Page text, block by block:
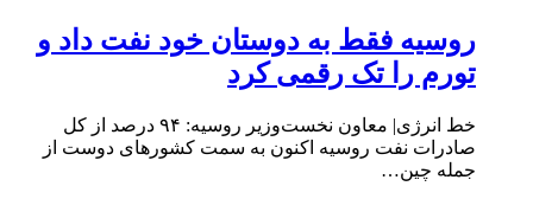
روسیه فقط به دوستان خود نفت داد و
تورم را تک رقمی کرد
خط انرژی| معاون نخست‌وزیر روسیه: ۹۴ درصد از کل
صادرات نفت روسیه اکنون به سمت کشورهای دوست از
جمله چین…